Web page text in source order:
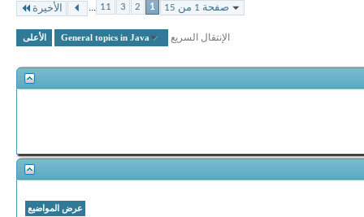
صفحة 1 من 15 1
2
3
11
... الأخيرة
الإنتقال السريع General topics in Java الأعلى